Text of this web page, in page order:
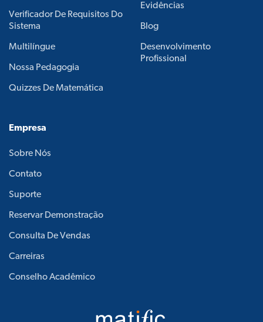
Verificador De Requisitos Do
Sistema
Multilíngue
Nossa Pedagogia
Quizzes De Matemática
Evidências
Blog
Desenvolvimento
Profissional
Empresa
Sobre Nós
Contato
Suporte
Reservar Demonstração
Consulta De Vendas
Carreiras
Conselho Acadêmico